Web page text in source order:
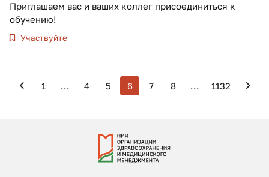
Приглашаем вас и ваших коллег присоединиться к
обучению!
Участвуйте
1 ... 4 5 6 7 8 ... 1132